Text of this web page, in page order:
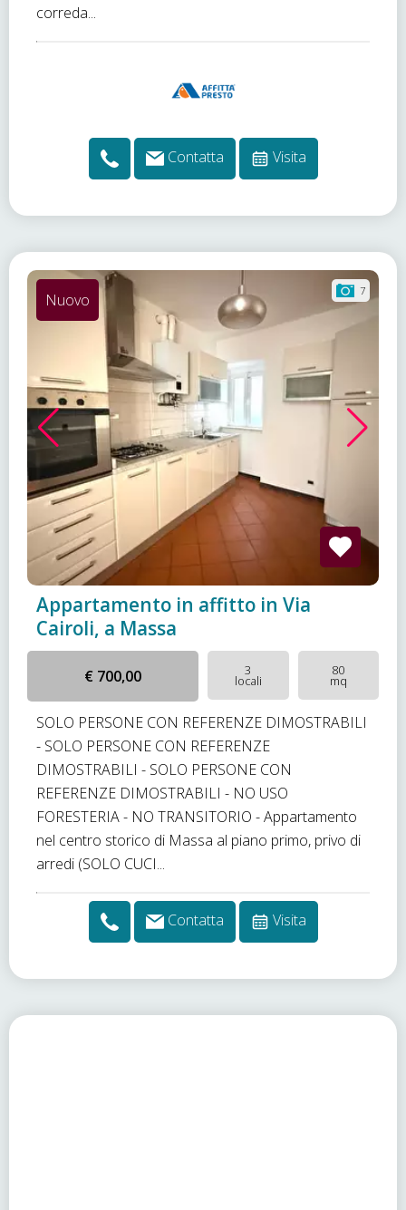
correda...
Contatta Visita
7
Nuovo
Appartamento in affitto in Via
Cairoli, a Massa
€ 700,00 3
locali
80
mq
SOLO PERSONE CON REFERENZE DIMOSTRABILI
- SOLO PERSONE CON REFERENZE
DIMOSTRABILI - SOLO PERSONE CON
REFERENZE DIMOSTRABILI - NO USO
FORESTERIA - NO TRANSITORIO - Appartamento
nel centro storico di Massa al piano primo, privo di
arredi (SOLO CUCI...
Contatta Visita